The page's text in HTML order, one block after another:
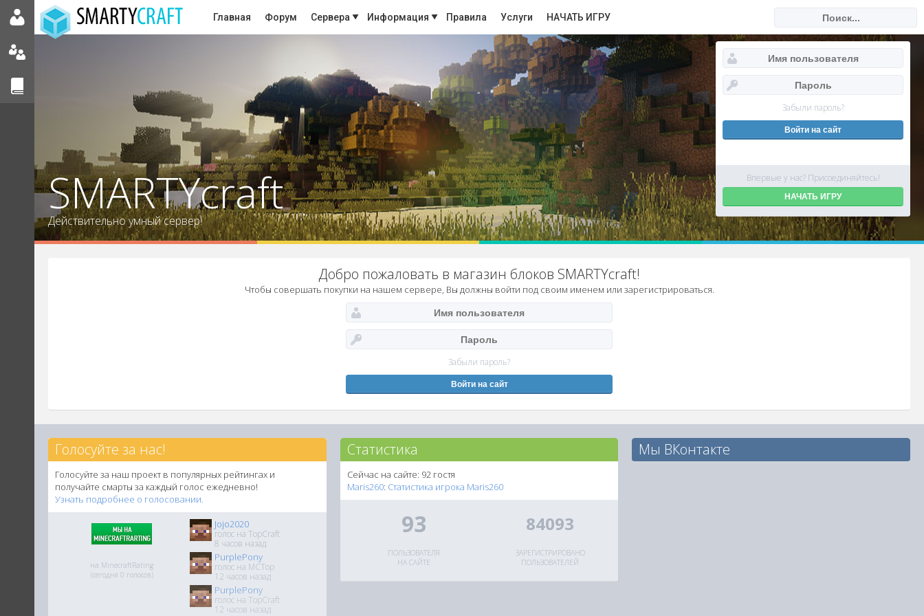
Главная Форум Сервера Информация Правила Услуги НАЧАТЬ ИГРУ
Забыли пароль?
Впервые у нас? Присоединяйтесь!
НАЧАТЬ ИГРУ
SMARTYcraft
Действительно умный сервер!
Добро пожаловать в магазин блоков SMARTYcraft!
Чтобы совершать покупки на нашем сервере, Вы должны войти под своим именем или зарегистрироваться.
Забыли пароль?
Голосуйте за нас!
Голосуйте за наш проект в популярных рейтингах и
получайте смарты за каждый голос ежедневно!
Узнать подробнее о голосовании.
Jojo2020
голос на TopCraft
8 часов назад
PurplePony
голос на MCTop
12 часов назад
PurplePony
голос на TopCraft
12 часов назад
на MinecraftRating
(сегодня 0 голосов)
Статистика
Сейчас на сайте: 92 гостя
Maris260: Статистика игрока Maris260
84093
ЗАРЕГИСТРИРОВАНО
ПОЛЬЗОВАТЕЛЕЙ
93
ПОЛЬЗОВАТЕЛЯ
НА САЙТЕ
Мы ВКонтакте